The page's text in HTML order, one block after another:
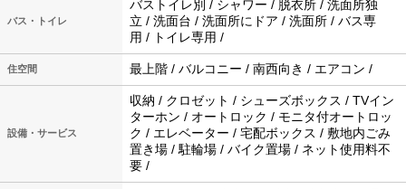
バス・トイレ
バストイレ別 / シャワー / 脱衣所 / 洗面所独
立 / 洗面台 / 洗面所にドア / 洗面所 / バス専
用 / トイレ専用 /
住空間 最上階 / バルコニー / 南西向き / エアコン /
設備・サービス
収納 / クロゼット / シューズボックス / TVイン
ターホン / オートロック / モニタ付オートロッ
ク / エレベーター / 宅配ボックス / 敷地内ごみ
置き場 / 駐輪場 / バイク置場 / ネット使用料不
要 /